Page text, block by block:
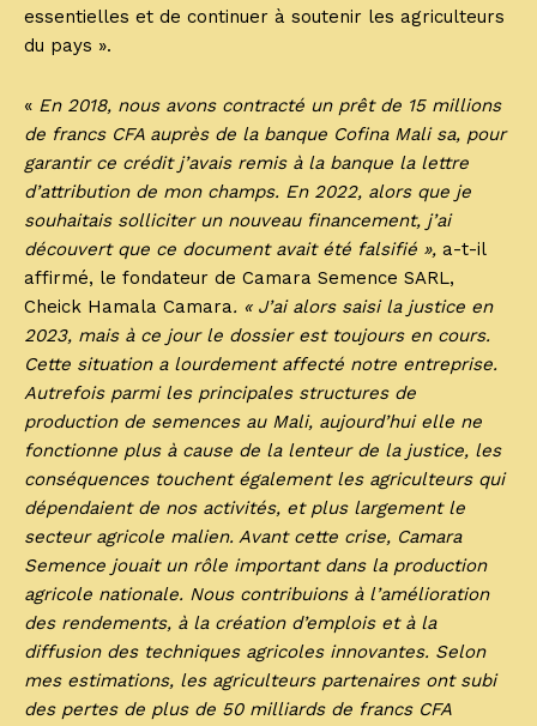
essentielles et de continuer à soutenir les agriculteurs
du pays ».
« En 2018, nous avons contracté un prêt de 15 millions
de francs CFA auprès de la banque Cofina Mali sa, pour
garantir ce crédit j’avais remis à la banque la lettre
d’attribution de mon champs. En 2022, alors que je
souhaitais solliciter un nouveau financement, j’ai
découvert que ce document avait été falsifié », a-t-il
affirmé, le fondateur de Camara Semence SARL,
Cheick Hamala Camara. « J’ai alors saisi la justice en
2023, mais à ce jour le dossier est toujours en cours.
Cette situation a lourdement affecté notre entreprise.
Autrefois parmi les principales structures de
production de semences au Mali, aujourd’hui elle ne
fonctionne plus à cause de la lenteur de la justice, les
conséquences touchent également les agriculteurs qui
dépendaient de nos activités, et plus largement le
secteur agricole malien. Avant cette crise, Camara
Semence jouait un rôle important dans la production
agricole nationale. Nous contribuions à l’amélioration
des rendements, à la création d’emplois et à la
diffusion des techniques agricoles innovantes. Selon
mes estimations, les agriculteurs partenaires ont subi
des pertes de plus de 50 milliards de francs CFA